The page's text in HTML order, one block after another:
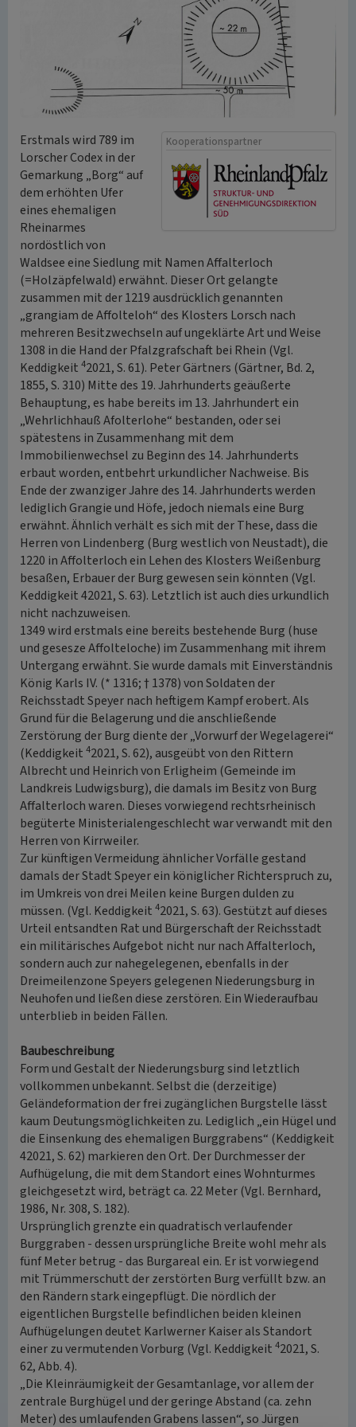
Kooperationspartner
Erstmals wird 789 im
Lorscher Codex in der
Gemarkung „Borg“ auf
dem erhöhten Ufer
eines ehemaligen
Rheinarmes
nordöstlich von
Waldsee eine Siedlung mit Namen Affalterloch
(=Holzäpfelwald) erwähnt. Dieser Ort gelangte
zusammen mit der 1219 ausdrücklich genannten
„grangiam de Affolteloh“ des Klosters Lorsch nach
mehreren Besitzwechseln auf ungeklärte Art und Weise
1308 in die Hand der Pfalzgrafschaft bei Rhein (Vgl.
Keddigkeit 42021, S. 61). Peter Gärtners (Gärtner, Bd. 2,
1855, S. 310) Mitte des 19. Jahrhunderts geäußerte
Behauptung, es habe bereits im 13. Jahrhundert ein
„Wehrlichhauß Afolterlohe“ bestanden, oder sei
spätestens in Zusammenhang mit dem
Immobilienwechsel zu Beginn des 14. Jahrhunderts
erbaut worden, entbehrt urkundlicher Nachweise. Bis
Ende der zwanziger Jahre des 14. Jahrhunderts werden
lediglich Grangie und Höfe, jedoch niemals eine Burg
erwähnt. Ähnlich verhält es sich mit der These, dass die
Herren von Lindenberg (Burg westlich von Neustadt), die
1220 in Affolterloch ein Lehen des Klosters Weißenburg
besaßen, Erbauer der Burg gewesen sein könnten (Vgl.
Keddigkeit 42021, S. 63). Letztlich ist auch dies urkundlich
nicht nachzuweisen.
1349 wird erstmals eine bereits bestehende Burg (huse
und gesesze Affolteloche) im Zusammenhang mit ihrem
Untergang erwähnt. Sie wurde damals mit Einverständnis
König Karls IV. (* 1316; † 1378) von Soldaten der
Reichsstadt Speyer nach heftigem Kampf erobert. Als
Grund für die Belagerung und die anschließende
Zerstörung der Burg diente der „Vorwurf der Wegelagerei“
(Keddigkeit 42021, S. 62), ausgeübt von den Rittern
Albrecht und Heinrich von Erligheim (Gemeinde im
Landkreis Ludwigsburg), die damals im Besitz von Burg
Affalterloch waren. Dieses vorwiegend rechtsrheinisch
begüterte Ministerialengeschlecht war verwandt mit den
Herren von Kirrweiler.
Zur künftigen Vermeidung ähnlicher Vorfälle gestand
damals der Stadt Speyer ein königlicher Richterspruch zu,
im Umkreis von drei Meilen keine Burgen dulden zu
müssen. (Vgl. Keddigkeit 42021, S. 63). Gestützt auf dieses
Urteil entsandten Rat und Bürgerschaft der Reichsstadt
ein militärisches Aufgebot nicht nur nach Affalterloch,
sondern auch zur nahegelegenen, ebenfalls in der
Dreimeilenzone Speyers gelegenen Niederungsburg in
Neuhofen und ließen diese zerstören. Ein Wiederaufbau
unterblieb in beiden Fällen.
Baubeschreibung
Form und Gestalt der Niederungsburg sind letztlich
vollkommen unbekannt. Selbst die (derzeitige)
Geländeformation der frei zugänglichen Burgstelle lässt
kaum Deutungsmöglichkeiten zu. Lediglich „ein Hügel und
die Einsenkung des ehemaligen Burggrabens“ (Keddigkeit
42021, S. 62) markieren den Ort. Der Durchmesser der
Aufhügelung, die mit dem Standort eines Wohnturmes
gleichgesetzt wird, beträgt ca. 22 Meter (Vgl. Bernhard,
1986, Nr. 308, S. 182).
Ursprünglich grenzte ein quadratisch verlaufender
Burggraben - dessen ursprüngliche Breite wohl mehr als
fünf Meter betrug - das Burgareal ein. Er ist vorwiegend
mit Trümmerschutt der zerstörten Burg verfüllt bzw. an
den Rändern stark eingepflügt. Die nördlich der
eigentlichen Burgstelle befindlichen beiden kleinen
Aufhügelungen deutet Karlwerner Kaiser als Standort
einer zu vermutenden Vorburg (Vgl. Keddigkeit 42021, S.
62, Abb. 4).
„Die Kleinräumigkeit der Gesamtanlage, vor allem der
zentrale Burghügel und der geringe Abstand (ca. zehn
Meter) des umlaufenden Grabens lassen“, so Jürgen